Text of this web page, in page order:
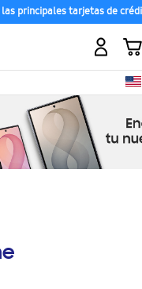
principales tarjetas de